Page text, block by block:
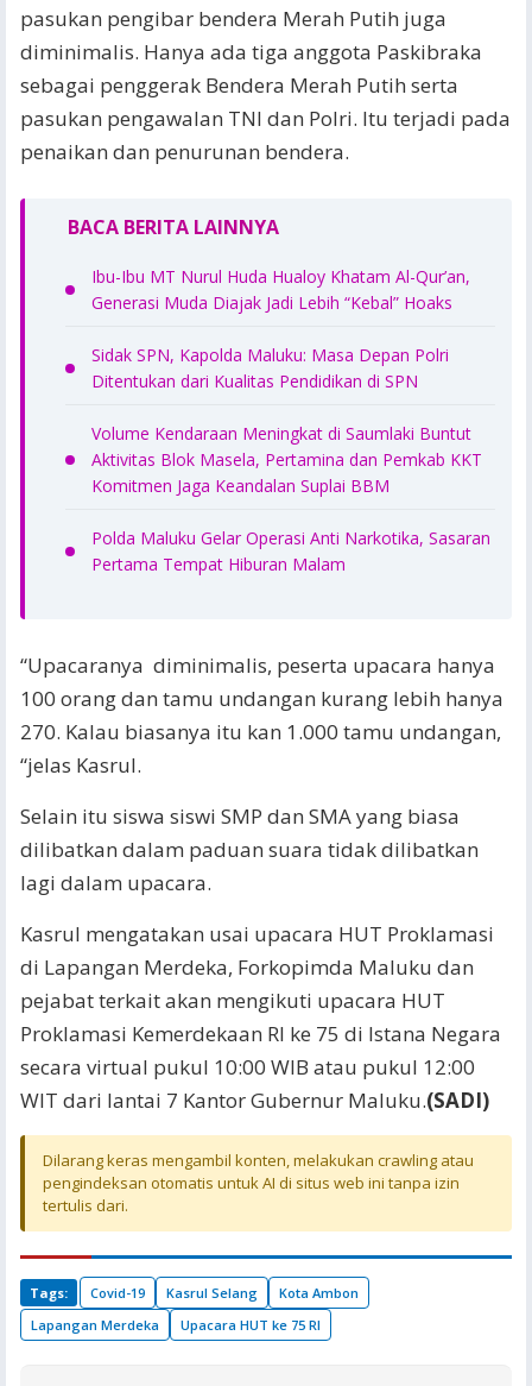
pasukan pengibar bendera Merah Putih juga
diminimalis. Hanya ada tiga anggota Paskibraka
sebagai penggerak Bendera Merah Putih serta
pasukan pengawalan TNI dan Polri. Itu terjadi pada
penaikan dan penurunan bendera.
BACA BERITA LAINNYA
Ibu-Ibu MT Nurul Huda Hualoy Khatam Al-Qur’an,
Generasi Muda Diajak Jadi Lebih “Kebal” Hoaks
Sidak SPN, Kapolda Maluku: Masa Depan Polri
Ditentukan dari Kualitas Pendidikan di SPN
Volume Kendaraan Meningkat di Saumlaki Buntut
Aktivitas Blok Masela, Pertamina dan Pemkab KKT
Komitmen Jaga Keandalan Suplai BBM
Polda Maluku Gelar Operasi Anti Narkotika, Sasaran
Pertama Tempat Hiburan Malam
“Upacaranya diminimalis, peserta upacara hanya
100 orang dan tamu undangan kurang lebih hanya
270. Kalau biasanya itu kan 1.000 tamu undangan,
“jelas Kasrul.
Selain itu siswa siswi SMP dan SMA yang biasa
dilibatkan dalam paduan suara tidak dilibatkan
lagi dalam upacara.
Kasrul mengatakan usai upacara HUT Proklamasi
di Lapangan Merdeka, Forkopimda Maluku dan
pejabat terkait akan mengikuti upacara HUT
Proklamasi Kemerdekaan RI ke 75 di Istana Negara
secara virtual pukul 10:00 WIB atau pukul 12:00
WIT dari lantai 7 Kantor Gubernur Maluku.(SADI)
Dilarang keras mengambil konten, melakukan crawling atau
pengindeksan otomatis untuk AI di situs web ini tanpa izin
tertulis dari.
Tags: Covid-19 Kasrul Selang
Kota Ambon
Lapangan Merdeka
Upacara HUT ke 75 RI